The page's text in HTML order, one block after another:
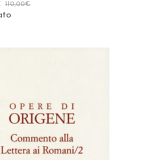
110,00€
AGGIUNGI AL CARRELLO